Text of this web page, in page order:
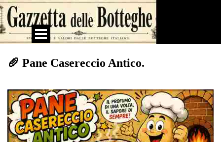
Vai ai contenuti
Salta menù
🥖 Pane Casereccio Antico.